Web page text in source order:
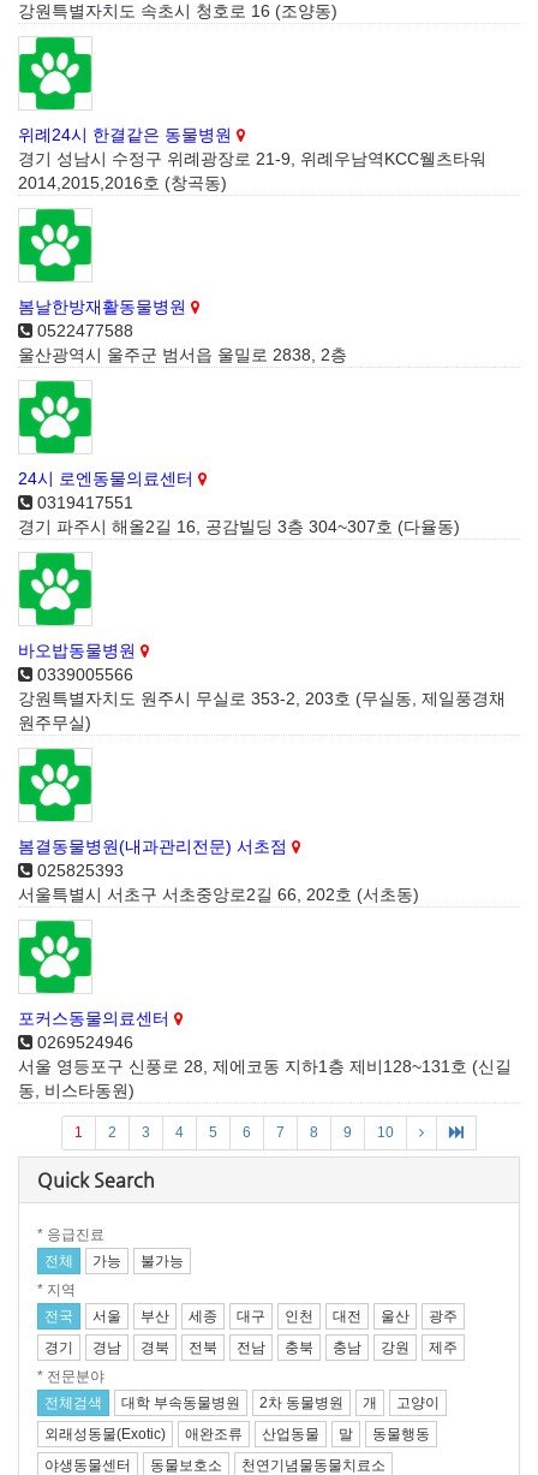
강원특별자치도 속초시 청호로 16 (조양동)
위례24시 한결같은 동물병원
경기 성남시 수정구 위례광장로 21-9, 위례우남역KCC웰츠타워
2014,2015,2016호 (창곡동)
봄날한방재활동물병원
0522477588
울산광역시 울주군 범서읍 울밀로 2838, 2층
24시 로엔동물의료센터
0319417551
경기 파주시 해올2길 16, 공감빌딩 3층 304~307호 (다율동)
바오밥동물병원
0339005566
강원특별자치도 원주시 무실로 353-2, 203호 (무실동, 제일풍경채
원주무실)
봄결동물병원(내과관리전문) 서초점
025825393
서울특별시 서초구 서초중앙로2길 66, 202호 (서초동)
포커스동물의료센터
0269524946
서울 영등포구 신풍로 28, 제에코동 지하1층 제비128~131호 (신길
동, 비스타동원)
1 2 3 4 5 6 7 8 9 10
Quick Search
* 응급진료
전체
가능
불가능
* 지역
전국
서울 부산 세종 대구 인천 대전 울산
광주
경기
경남 경북 전북 전남 충북 충남 강원
제주
* 전문분야
전체검색
대학 부속동물병원 2차 동물병원 개
고양이
외래성동물(Exotic)
애완조류 산업동물 말
동물행동
야생동물센터
동물보호소
천연기념물동물치료소